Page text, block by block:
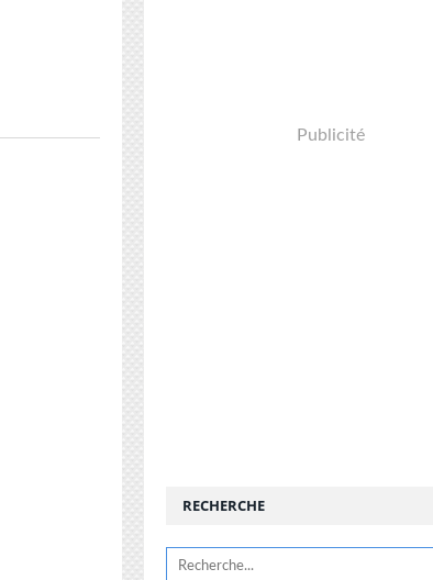
Publicité
RECHERCHE